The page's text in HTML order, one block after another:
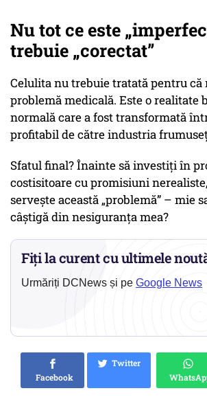
Nu tot ce este
trebuie „corectat”
Celulita nu trebuie tratată pentru că
problemă medicală. Este o realitate
normală care a fost transformată
profitabil de către industria
Sfatul final? Înainte să investiți în
costisitoare cu promisiuni
servește această „problemă” – mie
câștigă din nesiguranța mea?
Fiți la curent cu ultimele
Urmăriți DCNews și pe Google News
Facebook
Twitter